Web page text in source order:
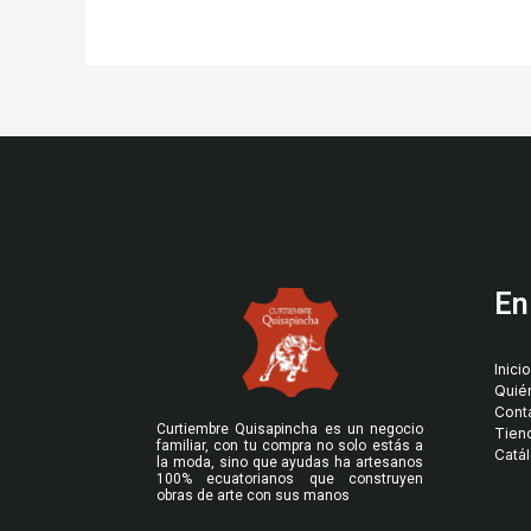
Curtiembre Quisapincha es un negocio
familiar, con tu compra no solo estás a
la moda, sino que ayudas ha artesanos
100% ecuatorianos que construyen
obras de arte con sus manos
Inicio